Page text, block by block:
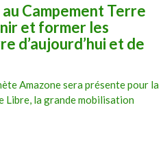
Campement Terre
et former les
d’aujourd’hui et de
Amazone sera présente pour la
Libre, la grande mobilisation